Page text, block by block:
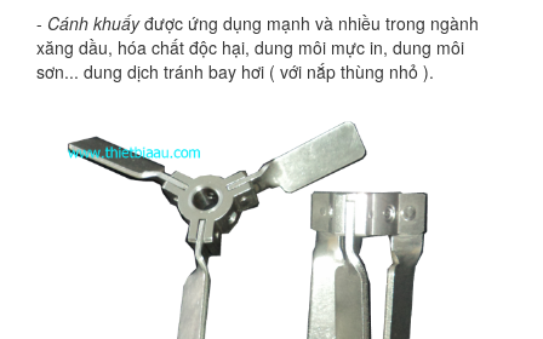
- Cánh khuấyđược ứng dụng mạnh và nhiều trong ngành
xăng dầu, hóa chất độc hại, dung môi mực in, dung môi
sơn... dung dịch tránh bay hơi ( với nắp thùng nhỏ ).